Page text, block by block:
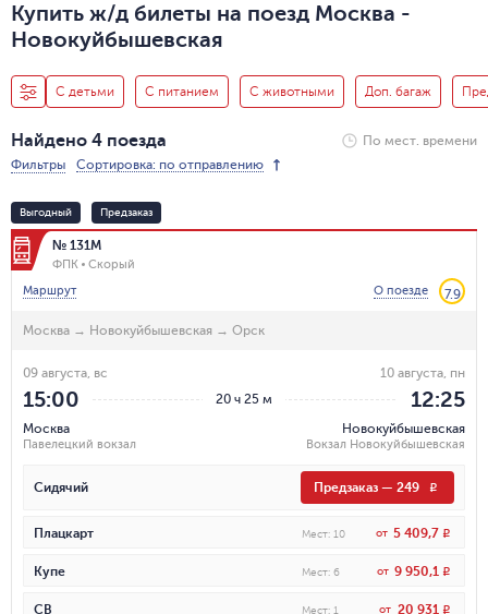
Купить ж/д билеты на поезд Москва -
Новокуйбышевская
С детьми С питанием С животными Доп. багаж
Найдено 4 поезда
По мест. времени
Фильтры
Сортировка: по отправлению
Выгодный Предзаказ
№ 131М
ФПК
Скорый
Маршрут
О поезде 7.9
Москва → Новокуйбышевская → Орск
20 ч 25 м
09 августа, вс
15:00
Москва
Павелецкий вокзал
10 августа, пн
12:25
Новокуйбышевская
Вокзал Новокуйбышевская
Сидячий Предзаказ — 249 R
Плацкарт Мест: 10 от 5 409,7 R
Купе Мест: 6 от 9 950,1 R
СВ Мест: 1 от 20 931 R